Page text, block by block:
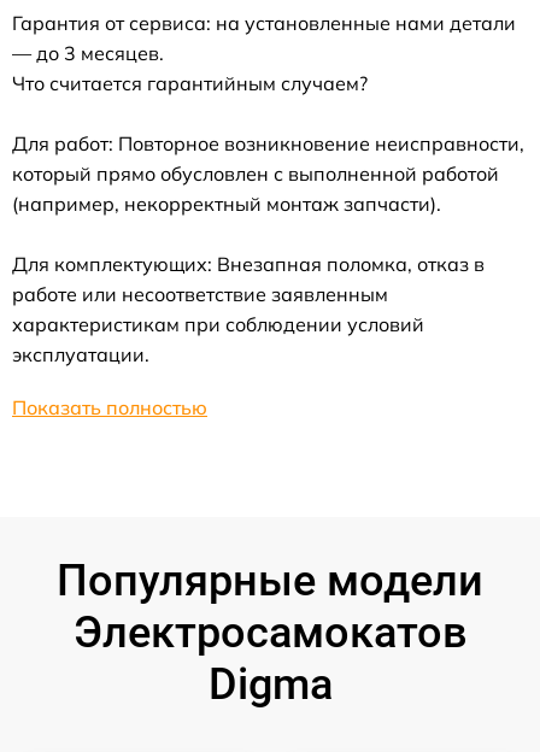
Гарантия от сервиса: на установленные нами детали
— до 3 месяцев.
Что считается гарантийным случаем?
Для работ: Повторное возникновение неисправности,
который прямо обусловлен с выполненной работой
(например, некорректный монтаж запчасти).
Для комплектующих: Внезапная поломка, отказ в
работе или несоответствие заявленным
характеристикам при соблюдении условий
эксплуатации.
Показать полностью
Популярные модели
Электросамокатов
Digma